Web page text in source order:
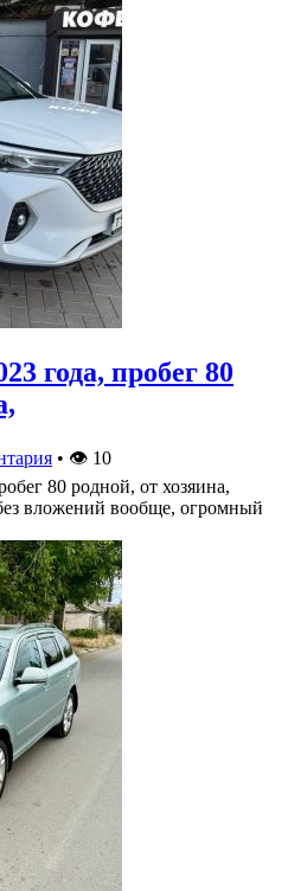
года, пробег 80
• 👁 10
80 родной, от хозяина,
вложений вообще, огромный